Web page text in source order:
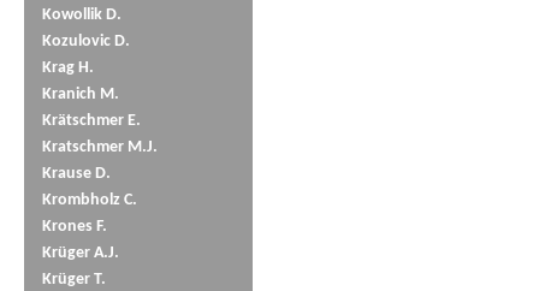
Kowollik D.
Kozulovic D.
Krag H.
Kranich M.
Krätschmer E.
Kratschmer M.J.
Krause D.
Krombholz C.
Krones F.
Krüger A.J.
Krüger T.